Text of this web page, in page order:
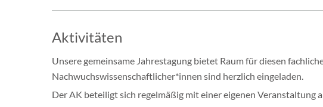
Aktivitäten
Unsere gemeinsame Jahrestagung bietet Raum für diesen
Nachwuchswissenschaftlicher*innen sind herzlich eingeladen.
Der AK beteiligt sich regelmäßig mit einer eigenen Veranstaltung